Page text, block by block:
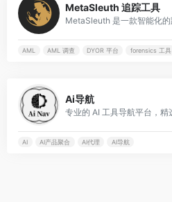
MetaSleuth 追踪工具
AML AML 调查 DYOR 平台 forensics 工具
Ai导航
AI AI产品聚合 AI代理 AI导航